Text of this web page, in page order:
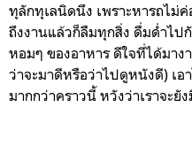
ทุลักทุเลนิดนึง เพราะหารถไม่
ถึงงานแล้วก็ลืมทุกสิ่ง ดื่มด่ำไป
หอมๆ ของอาหาร ดีใจที่ได้มาง
ว่าจะมาดีหรือว่าไปดูหนังดี) เอ
มากกว่าคราวนี้ หวังว่าเราจะ